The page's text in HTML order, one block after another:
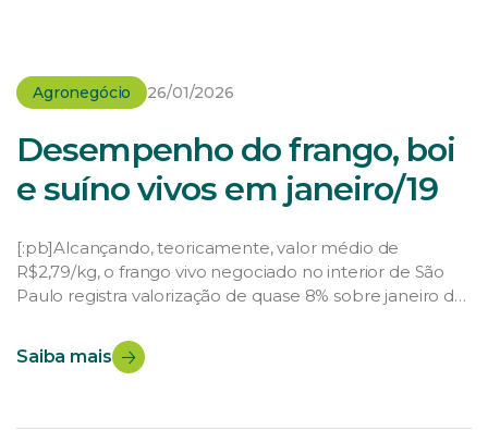
Agronegócio 26/01/2026
Desempenho do frango, boi
e suíno vivos em janeiro/19
[:pb]Alcançando, teoricamente, valor médio de
R$2,79/kg, o frango vivo negociado no interior de São
Paulo registra valorização de quase 8% sobre janeiro de
apenas 0,72%, o que significa desempenho muitíssimo
inferior ao da inflação que, a esta altura, apresenta
Saiba mais